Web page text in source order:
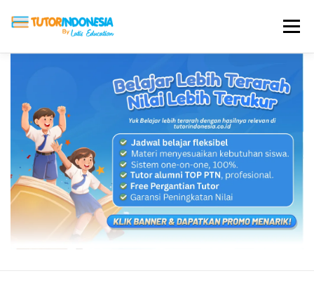
Menu
ABOUT US JADI PENGAJAR
BIAYA LES TESTIMONI PROFIL ALUMNI
BLOG DAFTAR SEKOLAH